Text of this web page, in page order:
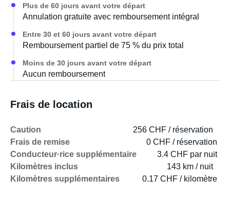
Plus de 60 jours avant votre départ
Annulation gratuite avec remboursement intégral
Entre 30 et 60 jours avant votre départ
Remboursement partiel de 75 % du prix total
Moins de 30 jours avant votre départ
Aucun remboursement
Frais de location
Caution
256 CHF / réservation
Frais de remise
0 CHF / réservation
Conducteur·rice supplémentaire
3.4 CHF par nuit
Kilomètres inclus
143 km / nuit
Kilomètres supplémentaires
0.17 CHF / kilomètre